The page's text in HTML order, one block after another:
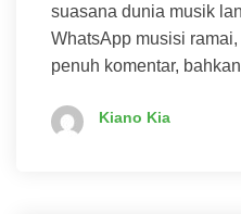
suasana dunia musik
WhatsApp musisi
penuh komentar,
Kiano Kia